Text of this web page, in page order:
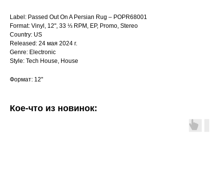
Label: Passed Out On A Persian Rug – POPR68001
Format: Vinyl, 12", 33 ⅓ RPM, EP, Promo, Stereo
Country: US
Released: 24 мая 2024 г.
Genre: Electronic
Style: Tech House, House
Формат: 12''
Кое-что из новинок: